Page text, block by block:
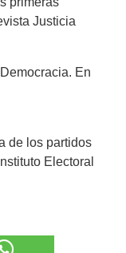
Justicia
En
de los partidos
Electoral